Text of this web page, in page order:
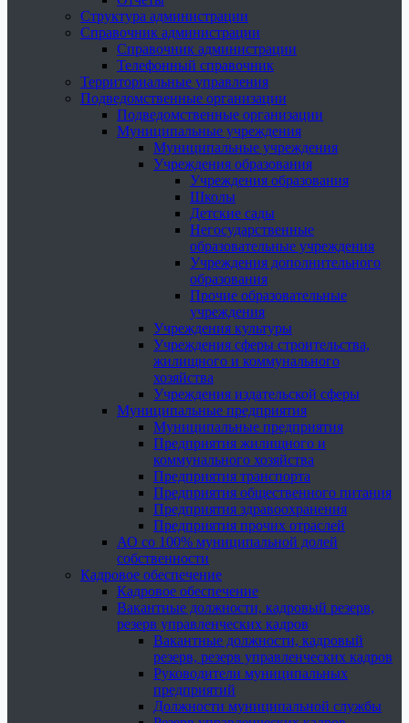
Структура администрации
Справочник администрации
Справочник администрации
Телефонный справочник
Территориальные управления
Подведомственные организации
Подведомственные организации
Муниципальные учреждения
Муниципальные учреждения
Учреждения образования
Учреждения образования
Школы
Детские сады
Негосударственные
образовательные учреждения
Учреждения дополнительного
образования
Прочие образовательные
учреждения
Учреждения культуры
Учреждения сферы строительства,
жилищного и коммунального
хозяйства
Учреждения издательской сферы
Муниципальные предприятия
Муниципальные предприятия
Предприятия жилищного и
коммунального хозяйства
Предприятия транспорта
Предприятия общественного питания
Предприятия здравоохранения
Предприятия прочих отраслей
АО со 100% муниципальной долей
собственности
Кадровое обеспечение
Кадровое обеспечение
Вакантные должности, кадровый резерв,
резерв управленческих кадров
Вакантные должности, кадровый
резерв, резерв управленческих кадров
Руководители муниципальных
предприятий
Должности муниципальной службы